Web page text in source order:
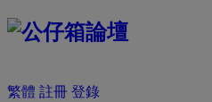
繁體 註冊 登錄